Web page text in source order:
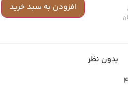
افزودن به سبد خرید
بدون نظر